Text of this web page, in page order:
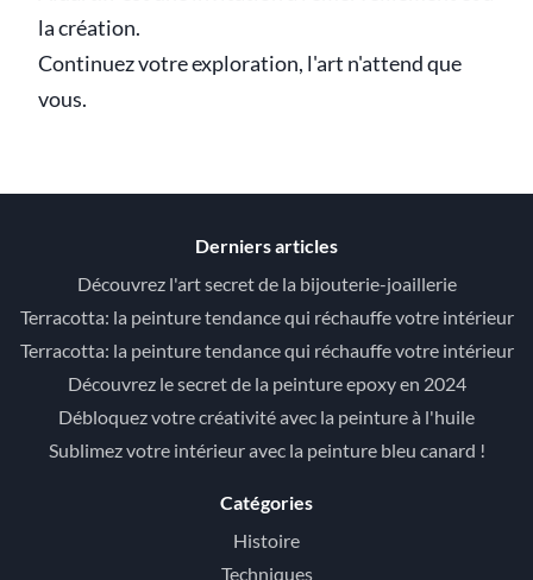
la création.
Continuez votre exploration, l'art n'attend que
vous.
Derniers articles
Découvrez l'art secret de la bijouterie-joaillerie
Terracotta: la peinture tendance qui réchauffe votre intérieur
Terracotta: la peinture tendance qui réchauffe votre intérieur
Découvrez le secret de la peinture epoxy en 2024
Débloquez votre créativité avec la peinture à l'huile
Sublimez votre intérieur avec la peinture bleu canard !
Catégories
Histoire
Techniques